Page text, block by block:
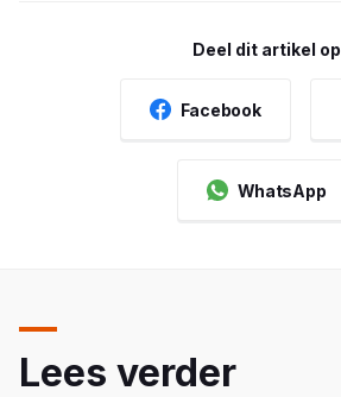
Deel dit artikel op
Facebook
WhatsApp
Lees verder